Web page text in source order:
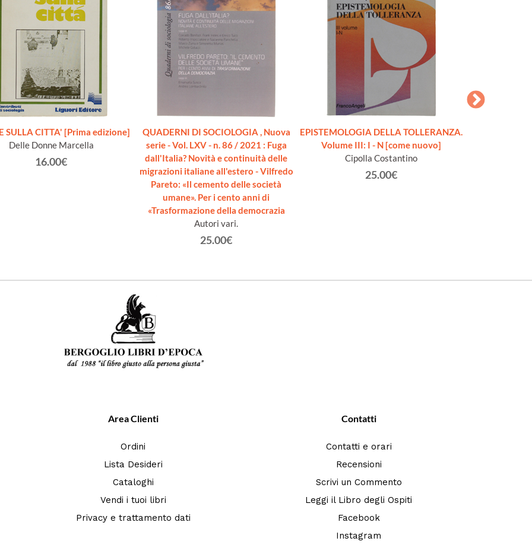
SULLA CITTA' [Prima edizione]
Delle Donne Marcella
16.00€
QUADERNI DI SOCIOLOGIA , Nuova
serie - Vol. LXV - n. 86 / 2021 : Fuga
dall'Italia? Novità e continuità delle
migrazioni italiane all'estero - Vilfredo
Pareto: «Il cemento delle società
umane». Per i cento anni di
«Trasformazione della democrazia
Autori vari.
25.00€
EPISTEMOLOGIA DELLA TOLLERANZA.
Volume III: I - N [come nuovo]
Cipolla Costantino
25.00€
Area Clienti
Ordini
Lista Desideri
Cataloghi
Vendi i tuoi libri
Privacy e trattamento dati
Contatti
Contatti e orari
Recensioni
Scrivi un Commento
Leggi il Libro degli Ospiti
Facebook
Instagram